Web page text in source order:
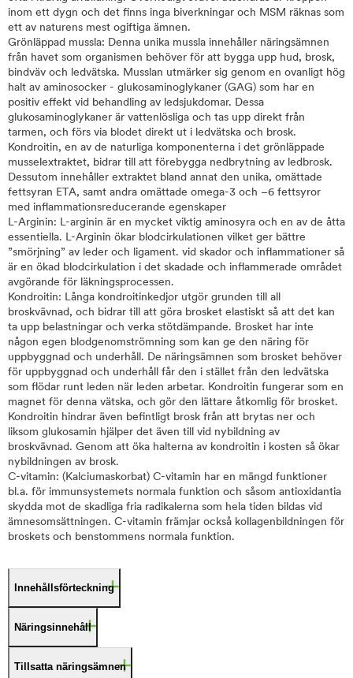
inom ett dygn och det finns inga biverkningar och MSM räknas som
ett av naturens mest ogiftiga ämnen.
Grönläppad mussla: Denna unika mussla innehåller näringsämnen
från havet som organismen behöver för att bygga upp hud, brosk,
bindväv och ledvätska. Musslan utmärker sig genom en ovanligt hög
halt av aminosocker - glukosaminoglykaner (GAG) som har en
positiv effekt vid behandling av ledsjukdomar. Dessa
glukosaminoglykaner är vattenlösliga och tas upp direkt från
tarmen, och förs via blodet direkt ut i ledvätska och brosk.
Kondroitin, en av de naturliga komponenterna i det grönläppade
musselextraktet, bidrar till att förebygga nedbrytning av ledbrosk.
Dessutom innehåller extraktet bland annat den unika, omättade
fettsyran ETA, samt andra omättade omega-3 och –6 fettsyror
med inflammationsreducerande egenskaper
L-Arginin: L-arginin är en mycket viktig aminosyra och en av de åtta
essentiella. L-Arginin ökar blodcirkulationen vilket ger bättre
”smörjning” av leder och ligament. vid skador och inflammationer så
är en ökad blodcirkulation i det skadade och inflammerade området
avgörande för läkningsprocessen.
Kondroitin: Långa kondroitinkedjor utgör grunden till all
broskvävnad, och bidrar till att göra brosket elastiskt så att det kan
ta upp belastningar och verka stötdämpande. Brosket har inte
någon egen blodgenomströmning som kan ge den näring för
uppbyggnad och underhåll. De näringsämnen som brosket behöver
för uppbyggnad och underhåll får den i stället från den ledvätska
som flödar runt leden när leden arbetar. Kondroitin fungerar som en
magnet för denna vätska, och gör den lättare åtkomlig för brosket.
Kondroitin hindrar även befintligt brosk från att brytas ner och
liksom glukosamin hjälper det även till vid nybildning av
broskvävnad. Genom att öka halterna av kondroitin i kosten så ökar
nybildningen av brosk.
C-vitamin: (Kalciumaskorbat) C-vitamin har en mängd funktioner
bl.a. för immunsystemets normala funktion och såsom antioxidantia
skydda mot de skadliga fria radikalerna som hela tiden bildas vid
ämnesomsättningen. C-vitamin främjar också kollagenbildningen för
broskets och benstommens normala funktion.
Innehållsförteckning
Näringsinnehåll
Tillsatta näringsämnen